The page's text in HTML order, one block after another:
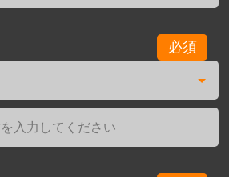
必須